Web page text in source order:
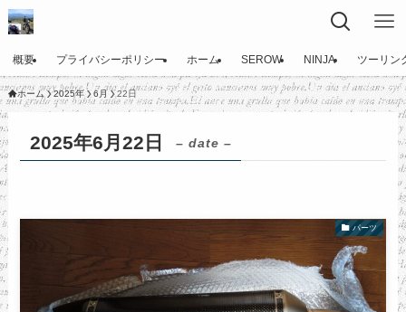
概要 プライバシーポリシー ホーム SEROW NINJA ツーリン
ホーム 2025年 6月 22日
2025年6月22日 – date –
パーツ